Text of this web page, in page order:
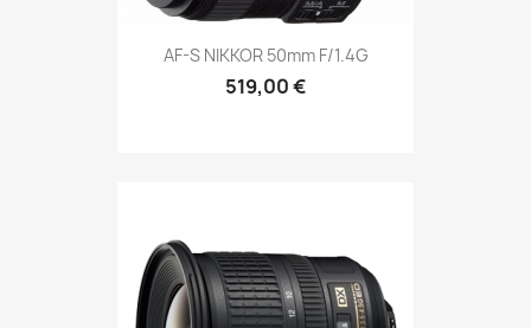
AF-S NIKKOR 50mm F/1.4G
519,00 €